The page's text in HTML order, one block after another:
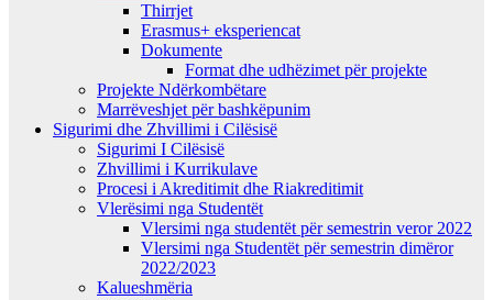
Thirrjet
Erasmus+ eksperiencat
Dokumente
Format dhe udhëzimet për projekte
Projekte Ndërkombëtare
Marrëveshjet për bashkëpunim
Sigurimi dhe Zhvillimi i Cilësisë
Sigurimi I Cilësisë
Zhvillimi i Kurrikulave
Procesi i Akreditimit dhe Riakreditimit
Vlerësimi nga Studentët
Vlersimi nga studentët për semestrin veror 2022
Vlersimi nga Studentët për semestrin dimëror
2022/2023
Kalueshmëria